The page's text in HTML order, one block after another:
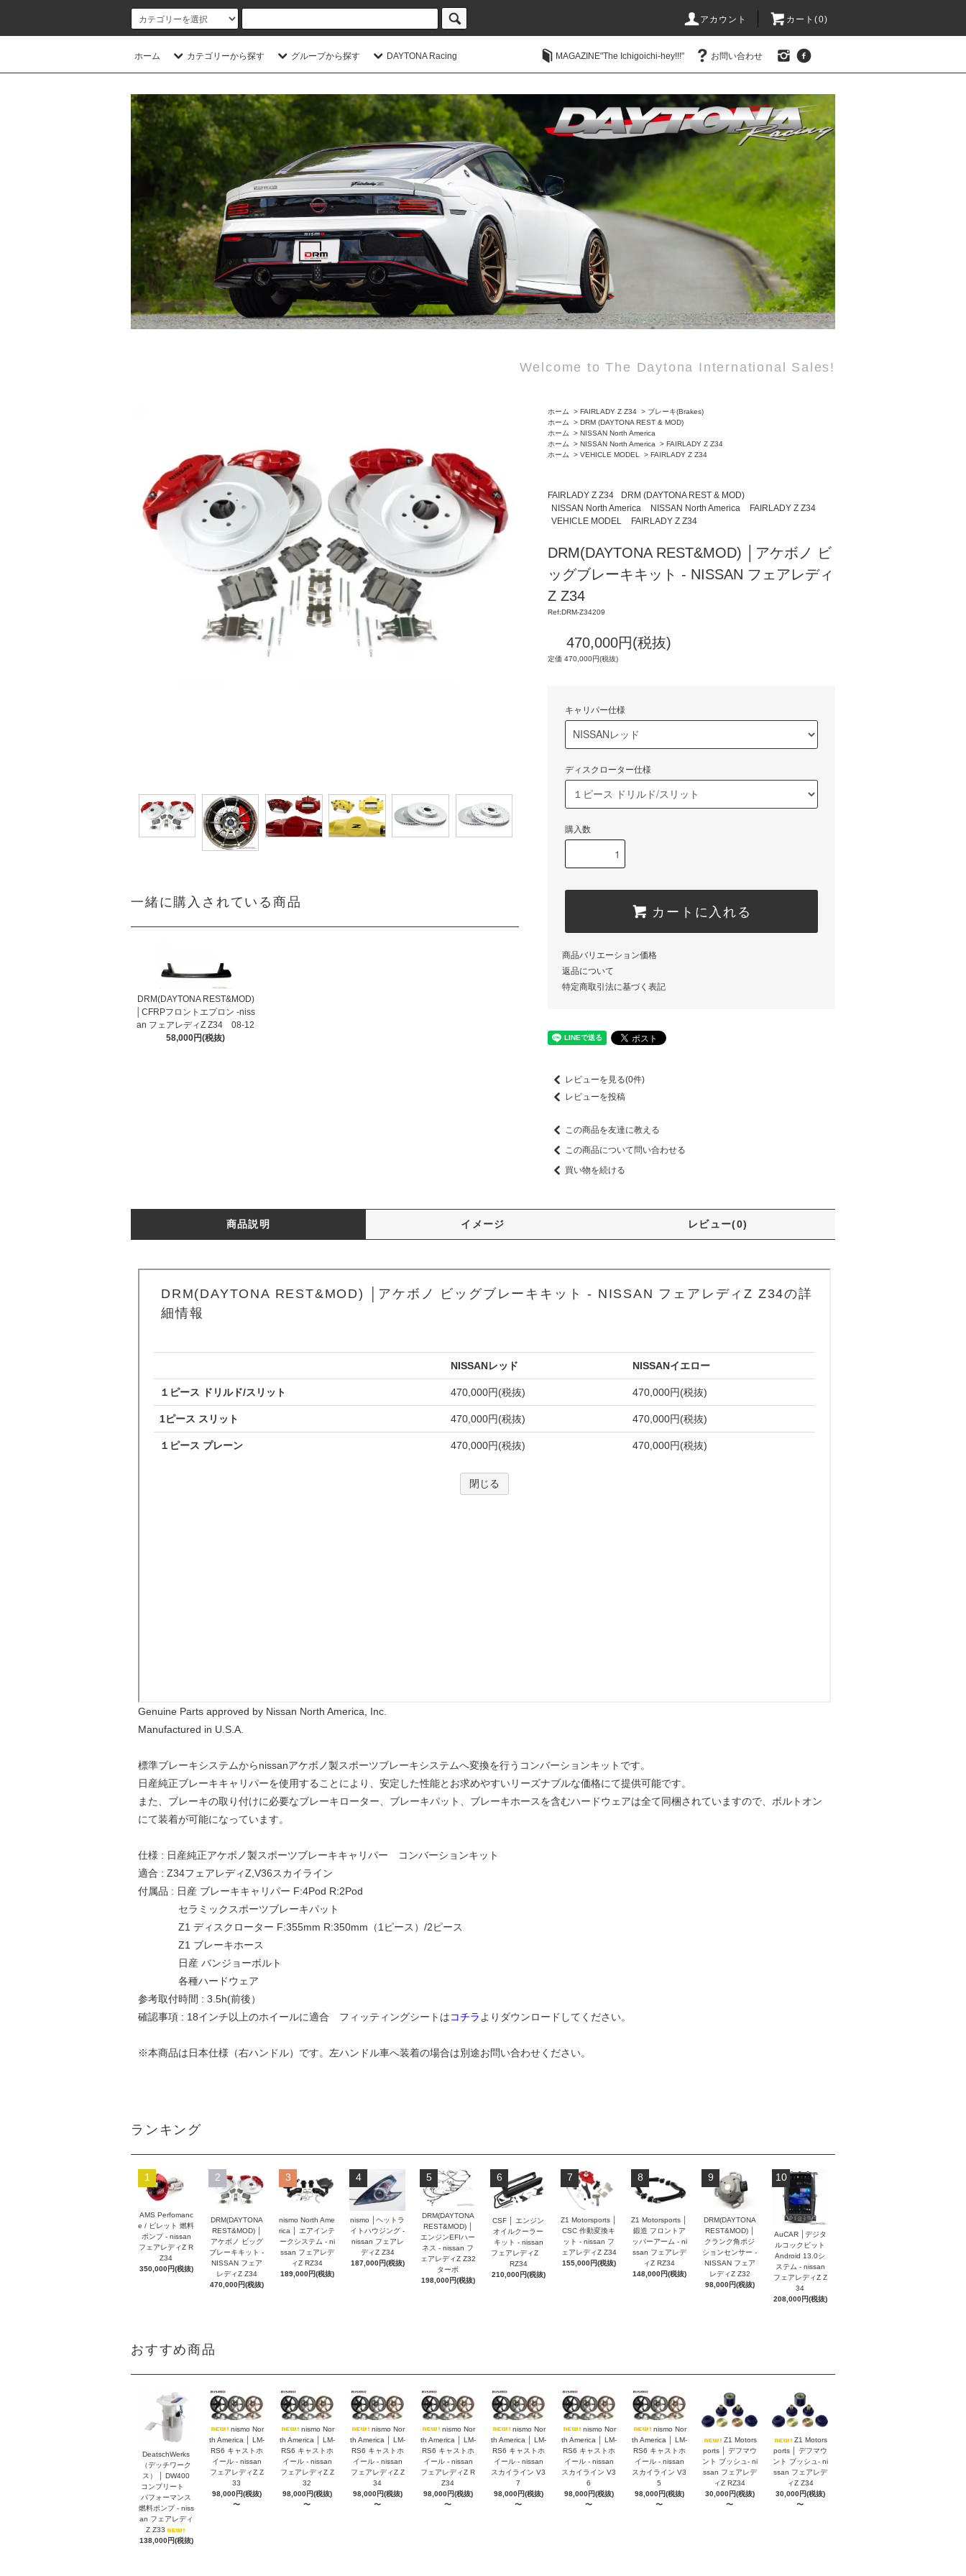
アカウント カート(0)
ホーム カテゴリーから探す グループから探す DAYTONA Racing MAGAZINE"The Ichigoichi-hey!!!" お問い合わせ
Welcome to The Daytona International Sales!
一緒に購入されている商品
DRM(DAYTONA REST&MOD)
│CFRPフロントエプロン -niss
an フェアレディZ Z34 08-12
58,000円(税抜)
ホーム > FAIRLADY Z Z34 > ブレーキ(Brakes)
ホーム
> DRM (DAYTONA REST & MOD)
ホーム
> NISSAN North America
ホーム
> NISSAN North America > FAIRLADY Z Z34
ホーム
> VEHICLE MODEL > FAIRLADY Z Z34
FAIRLADY Z Z34
DRM (DAYTONA REST & MOD)
NISSAN North America
NISSAN North America
FAIRLADY Z Z34
VEHICLE MODEL
FAIRLADY Z Z34
DRM(DAYTONA REST&MOD) │アケボノ ビ
ッグブレーキキット - NISSAN フェアレディ
Z Z34
Ref:DRM-Z34209
470,000円(税抜)
定価 470,000円(税抜)
キャリパー仕様
ディスクローター仕様
購入数
カートに入れる
商品バリエーション価格
返品について
特定商取引法に基づく表記
レビューを見る(0件)
レビューを投稿
この商品を友達に教える
この商品について問い合わせる
買い物を続ける
商品説明 イメージ レビュー(0)
Genuine Parts approved by Nissan North America, Inc.
Manufactured in U.S.A.
標準ブレーキシステムからnissanアケボノ製スポーツブレーキシステムへ変換を行うコンバーションキットです。
日産純正ブレーキキャリパーを使用することにより、安定した性能とお求めやすいリーズナブルな価格にて提供可能です。
また、ブレーキの取り付けに必要なブレーキローター、ブレーキパット、ブレーキホースを含むハードウェアは全て同梱されていますので、ボルトオン
にて装着が可能になっています。
仕様 : 日産純正アケボノ製スポーツブレーキキャリパー コンバーションキット
適合 : Z34フェアレディZ,V36スカイライン
付属品 : 日産 ブレーキキャリパー F:4Pod R:2Pod
セラミックスポーツブレーキパット
Z1 ディスクローター F:355mm R:350mm（1ピース）/2ピース
Z1 ブレーキホース
日産 バンジョーボルト
各種ハードウェア
参考取付時間 : 3.5h(前後）
確認事項 : 18インチ以上のホイールに適合 フィッティングシートはコチラ よりダウンロードしてください。
※本商品は日本仕様（右ハンドル）です。左ハンドル車へ装着の場合は別途お問い合わせください。
ランキング
1
AMS Perfomanc
e / ビレット 燃料
ポンプ - nissan
フェアレディZ R
Z34
350,000円(税抜)
2
DRM(DAYTONA
REST&MOD) │
アケボノ ビッグ
ブレーキキット -
NISSAN フェア
レディZ Z34
470,000円(税抜)
3
nismo North Ame
rica │ エアインテ
ークシステム - ni
ssan フェアレデ
ィZ RZ34
189,000円(税抜)
4
nismo │ヘットラ
イトハウジング -
nissan フェアレ
ディZ Z34
187,000円(税抜)
5
DRM(DAYTONA
REST&MOD) │
エンジンEFIハー
ネス - nissan フ
ェアレディZ Z32
ターボ
198,000円(税抜)
6
CSF │ エンジン
オイルクーラー
キット - nissan
フェアレディZ
RZ34
210,000円(税抜)
7
Z1 Motorsports │
CSC 作動変換キ
ット - nissan フ
ェアレディZ Z34
155,000円(税抜)
8
Z1 Motorsports │
鍛造 フロントア
ッパーアーム - ni
ssan フェアレデ
ィZ RZ34
148,000円(税抜)
9
DRM(DAYTONA
REST&MOD) │
クランク角ポジ
ションセンサー -
NISSAN フェア
レディZ Z32
98,000円(税抜)
10
AuCAR │デジタ
ルコックピット
Android 13.0シ
ステム - nissan
フェアレディZ Z
34
208,000円(税抜)
おすすめ商品
DeatschWerks
（デッチワーク
ス） │ DW400
コンプリート
パフォーマンス
燃料ポンプ - niss
an フェアレディ
Z Z33
138,000円(税抜)
nismo Nor
th America │ LM-
RS6 キャストホ
イール - nissan
フェアレディZ Z
33
98,000円(税抜)
〜
nismo Nor
th America │ LM-
RS6 キャストホ
イール - nissan
フェアレディZ Z
32
98,000円(税抜)
〜
nismo Nor
th America │ LM-
RS6 キャストホ
イール - nissan
フェアレディZ Z
34
98,000円(税抜)
〜
nismo Nor
th America │ LM-
RS6 キャストホ
イール - nissan
フェアレディZ R
Z34
98,000円(税抜)
〜
nismo Nor
th America │ LM-
RS6 キャストホ
イール - nissan
スカイライン V3
7
98,000円(税抜)
〜
nismo Nor
th America │ LM-
RS6 キャストホ
イール - nissan
スカイライン V3
6
98,000円(税抜)
〜
nismo Nor
th America │ LM-
RS6 キャストホ
イール - nissan
スカイライン V3
5
98,000円(税抜)
〜
Z1 Motors
ports │ デフマウ
ント ブッシュ- ni
ssan フェアレデ
ィZ RZ34
30,000円(税抜)
〜
Z1 Motors
ports │ デフマウ
ント ブッシュ- ni
ssan フェアレデ
ィZ Z34
30,000円(税抜)
〜